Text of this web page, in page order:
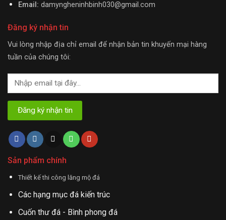
Email: damyngheninhbinh030@gmail.com
Đăng ký nhận tin
Vui lòng nhập địa chỉ email để nhận bản tin khuyến mại hàng
tuần của chúng tôi:
Sản phẩm chính
Thiết kế thi công lăng mộ đá
Các hạng mục đá kiến trúc
Cuốn thư đá - Bình phong đá